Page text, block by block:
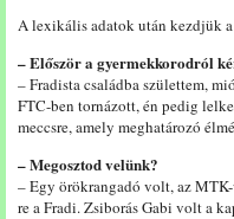
A lexikális adatok után kezdjük a
– Először a gyermekkorodról
– Fradista családba születtem,
FTC-ben tornázott, én pedig
meccsre, amely meghatározó
– Megosztod velünk?
– Egy örökrangadó volt, az
re a Fradi. Zsiborás Gabi volt a